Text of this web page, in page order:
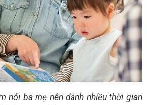
nói ba mẹ nên dành nhiều thời gian